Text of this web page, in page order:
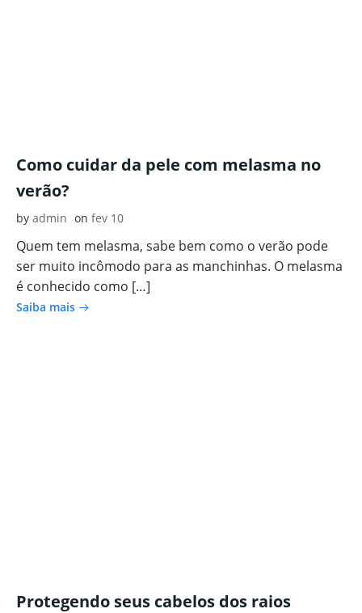
Como cuidar da pele com melasma no
verão?
by admin on fev 10
Quem tem melasma, sabe bem como o verão pode
ser muito incômodo para as manchinhas. O melasma
é conhecido como […]
Saiba mais
Protegendo seus cabelos dos raios